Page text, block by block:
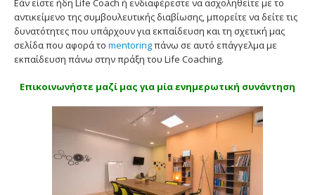
Εάν είστε ήδη Life Coach ή ενδιαφέρεστε να ασχοληθείτε με το
αντικείμενο της συμβουλευτικής διαβίωσης, μπορείτε να δείτε τις
δυνατότητες που υπάρχουν για εκπαίδευση και τη σχετική μας
σελίδα που αφορά το mentoringπάνω σε αυτό επάγγελμα με
εκπαίδευση πάνω στην πράξη του Life Coaching.
Επικοινωνήστε μαζί μας για μία ενημερωτική συνάντηση